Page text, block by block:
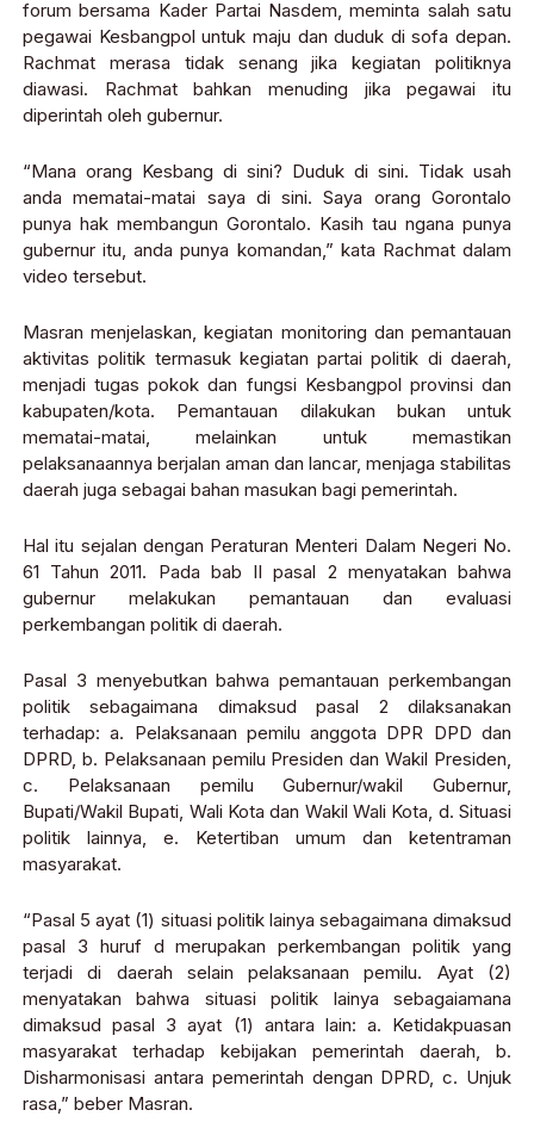
forum bersama Kader Partai Nasdem, meminta salah satu
pegawai Kesbangpol untuk maju dan duduk di sofa depan.
Rachmat merasa tidak senang jika kegiatan politiknya
diawasi. Rachmat bahkan menuding jika pegawai itu
diperintah oleh gubernur.
“Mana orang Kesbang di sini? Duduk di sini. Tidak usah
anda mematai-matai saya di sini. Saya orang Gorontalo
punya hak membangun Gorontalo. Kasih tau ngana punya
gubernur itu, anda punya komandan,” kata Rachmat dalam
video tersebut.
Masran menjelaskan, kegiatan monitoring dan pemantauan
aktivitas politik termasuk kegiatan partai politik di daerah,
menjadi tugas pokok dan fungsi Kesbangpol provinsi dan
kabupaten/kota. Pemantauan dilakukan bukan untuk
mematai-matai, melainkan untuk memastikan
pelaksanaannya berjalan aman dan lancar, menjaga stabilitas
daerah juga sebagai bahan masukan bagi pemerintah.
Hal itu sejalan dengan Peraturan Menteri Dalam Negeri No.
61 Tahun 2011. Pada bab II pasal 2 menyatakan bahwa
gubernur melakukan pemantauan dan evaluasi
perkembangan politik di daerah.
Pasal 3 menyebutkan bahwa pemantauan perkembangan
politik sebagaimana dimaksud pasal 2 dilaksanakan
terhadap: a. Pelaksanaan pemilu anggota DPR DPD dan
DPRD, b. Pelaksanaan pemilu Presiden dan Wakil Presiden,
c. Pelaksanaan pemilu Gubernur/wakil Gubernur,
Bupati/Wakil Bupati, Wali Kota dan Wakil Wali Kota, d. Situasi
politik lainnya, e. Ketertiban umum dan ketentraman
masyarakat.
“Pasal 5 ayat (1) situasi politik lainya sebagaimana dimaksud
pasal 3 huruf d merupakan perkembangan politik yang
terjadi di daerah selain pelaksanaan pemilu. Ayat (2)
menyatakan bahwa situasi politik lainya sebagaiamana
dimaksud pasal 3 ayat (1) antara lain: a. Ketidakpuasan
masyarakat terhadap kebijakan pemerintah daerah, b.
Disharmonisasi antara pemerintah dengan DPRD, c. Unjuk
rasa,” beber Masran.